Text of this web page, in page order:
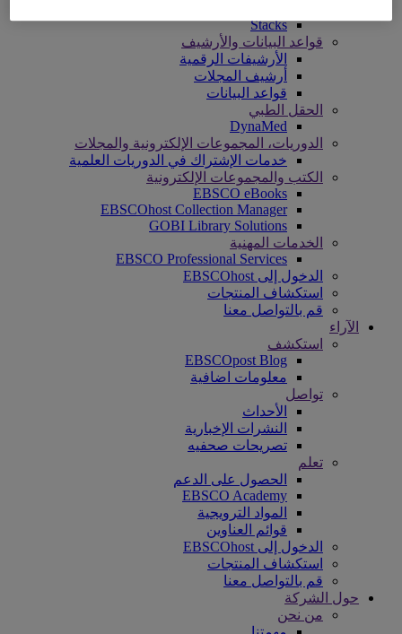
Stacks
قواعد البيانات والأرشيف
الأرشيفات الرقمية
أرشيف المجلات
قواعد البيانات
الحقل الطبي
DynaMed
الدوريات، المجموعات الإلكترونية والمجلات
خدمات الإشتراك في الدوريات العلمية
الكتب والمجموعات الإلكترونية
EBSCO eBooks
EBSCOhost Collection Manager
GOBI Library Solutions
الخدمات المهنية
EBSCO Professional Services
الدخول إلى EBSCOhost
استكشاف المنتجات
قم بالتواصل معنا
الآراء
استكشف
EBSCOpost Blog
معلومات اضافية
تواصل
الأحداث
النشرات الإخبارية
تصريحات صحفيه
تعلم
الحصول على الدعم
EBSCO Academy
المواد الترويجية
قوائم العناوين
الدخول إلى EBSCOhost
استكشاف المنتجات
قم بالتواصل معنا
حول الشركة
من نحن